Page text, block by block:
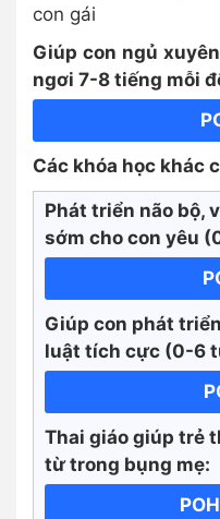
con gái
Giúp con ngủ
ngơi 7-8 tiếng mỗi
Các khóa học khác
Phát triển não bộ,
sớm cho con yêu
Giúp con phát
luật tích cực (0-6
Thai giáo giúp trẻ
từ trong bụng mẹ: